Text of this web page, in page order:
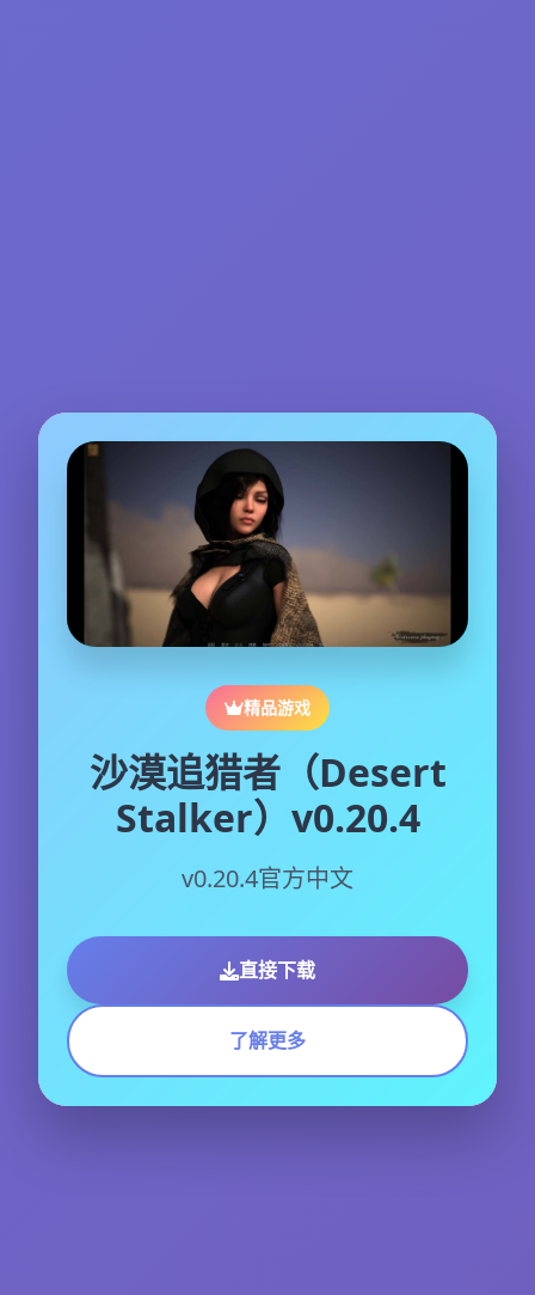
精品游戏
沙漠追猎者（Desert
Stalker）v0.20.4
v0.20.4官方中文
直接下载
了解更多